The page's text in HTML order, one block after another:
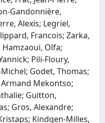
Gandonnière,
Alexis; Legriel,
Francois; Zarka,
Hamzaoui, Olfa;
Pili-Floury,
Godet, Thomas;
Mekontso;
Guitton,
Gros, Alexandre;
Kindgen-Milles,